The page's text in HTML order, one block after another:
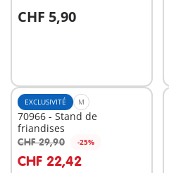
CHF 5,90
Au panier
EXCLUSIVITÉ M
70966 - Stand de
friandises
CHF 29,90 -25%
CHF 22,42
Au panier